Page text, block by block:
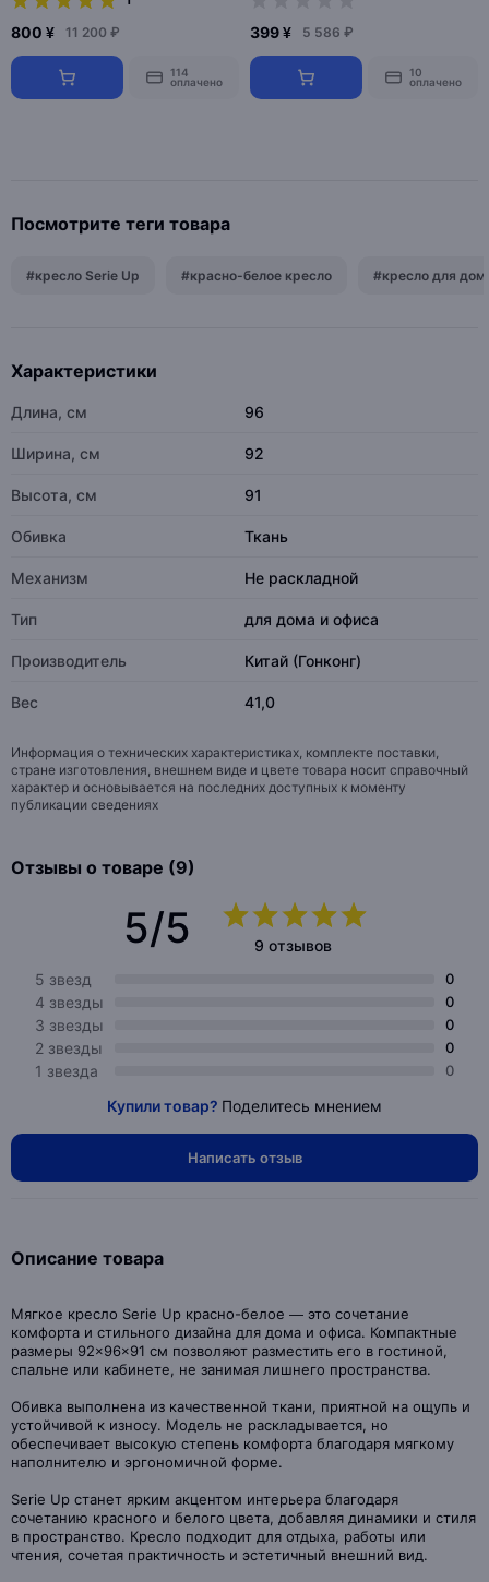
800 ¥ 11 200 ₽
114
оплачено
399 ¥ 5 586 ₽
10
оплачено
Посмотрите теги товара
#кресло Serie Up #красно-белое кресло #кресло для
Характеристики
Длина, см 96
Ширина, см 92
Высота, см 91
Обивка Ткань
Механизм Не раскладной
Тип для дома и офиса
Производитель Китай (Гонконг)
Вес 41,0
Информация о технических характеристиках, комплекте поставки,
стране изготовления, внешнем виде и цвете товара носит справочный
характер и основывается на последних доступных к моменту
публикации сведениях
Отзывы о товаре (9)
5/5
9 отзывов
5 звезд
0
4 звезды 0
3 звезды 0
2 звезды 0
1 звезда 0
Купили товар? Поделитесь мнением
Написать отзыв
Описание товара
Мягкое кресло Serie Up красно-белое — это сочетание
комфорта и стильного дизайна для дома и офиса. Компактные
размеры 92×96×91 см позволяют разместить его в гостиной,
спальне или кабинете, не занимая лишнего пространства.
Обивка выполнена из качественной ткани, приятной на ощупь и
устойчивой к износу. Модель не раскладывается, но
обеспечивает высокую степень комфорта благодаря мягкому
наполнителю и эргономичной форме.
Serie Up станет ярким акцентом интерьера благодаря
сочетанию красного и белого цвета, добавляя динамики и стиля
в пространство. Кресло подходит для отдыха, работы или
чтения, сочетая практичность и эстетичный внешний вид.